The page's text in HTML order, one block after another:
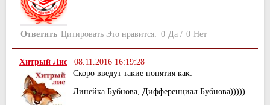
Ответить Цитировать Это нравится: 0 Да / 0 Нет
Хитрый Лис
08.11.2016 16:19:28
Скоро введут такие понятия как:
Линейка Бубнова, Дифференциал Бубнова)))))